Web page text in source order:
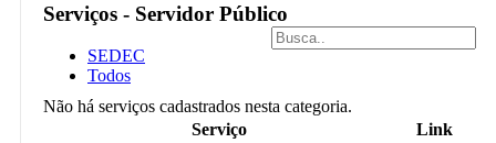
Serviços - Servidor Público
SEDEC
Todos
Não há serviços cadastrados nesta categoria.
Serviço
Link